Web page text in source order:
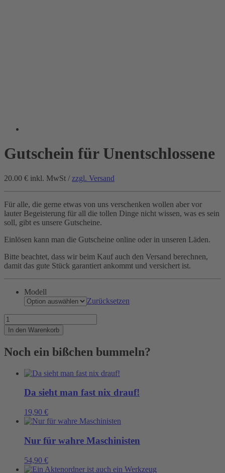
Gutschein für Unentschlossene
20.00 € inkl. MwSt / zzgl. Versand
Für alle, die gerne etwas von uns verschenken wollen aber vor
lauter Begeisterung für all die tollen Dinge nicht wissen, was es sein
soll, gibt es unsere Gutscheine.
Einlösen kann man die Gutscheine online oder in unseren Läden.
Bitte beachtet, dass wir beim Kauf auch den Versand berechnen,
damit das gute Stück garantiert ankommt und versichert ist.
Modell
Zurücksetzen
Gutschein
für
Unentschlossene
In den Warenkorb
Noch ein bißchen bummeln?
Da sieht man fast nix drauf!
19,90 €
Nur für wahre Maschinisten
54,90 €